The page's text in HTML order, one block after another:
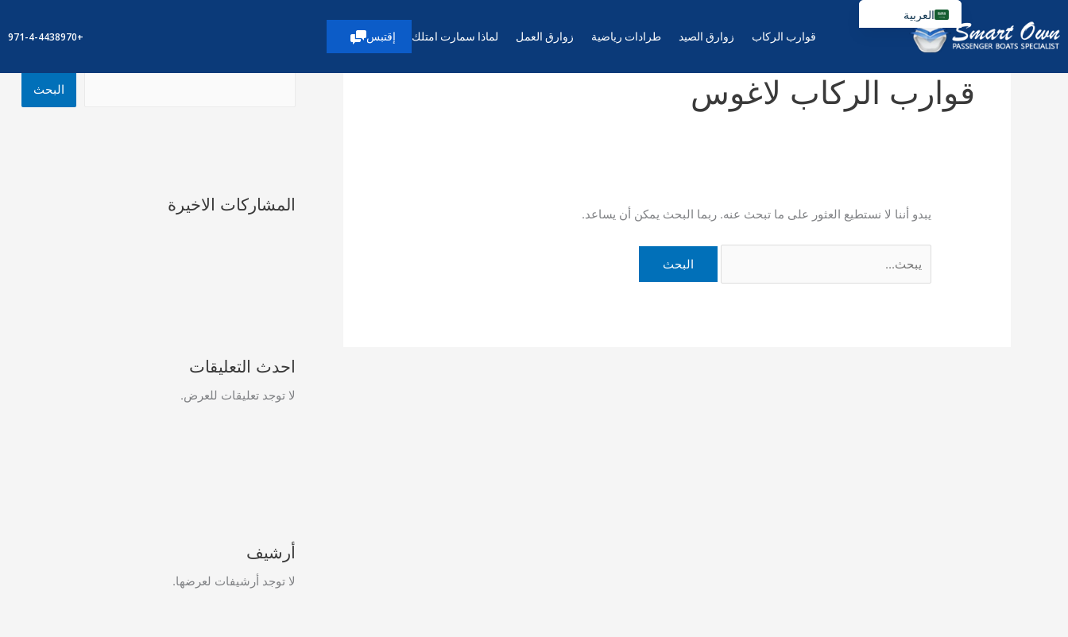
إلى
المحتوى
قوارب الركاب زوارق الصيد طرادات رياضية زوارق العمل لماذا سمارت امتلك إقتبس +971-4-4438970
قوارب الركاب لاغوس
يبدو أننا لا نستطيع العثور على ما تبحث عنه. ربما البحث يمكن أن يساعد.
عن:
البحث
المشاركات الاخيرة
احدث التعليقات
لا توجد تعليقات للعرض.
أرشيف
لا توجد أرشيفات لعرضها.
العربية
English
Español